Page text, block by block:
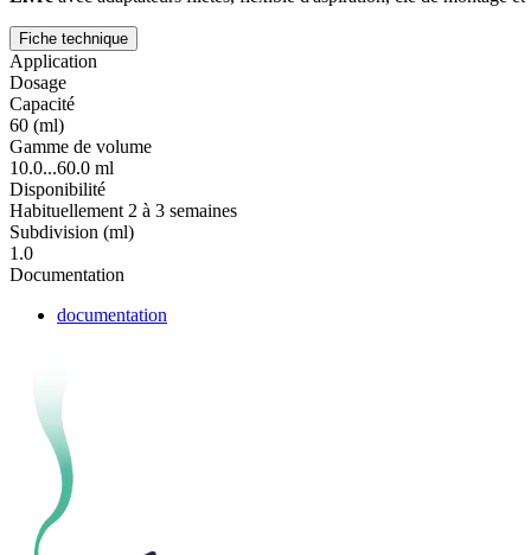
Fiche technique
Application
Dosage
Capacité
60 (ml)
Gamme de volume
10.0...60.0 ml
Disponibilité
Habituellement 2 à 3 semaines
Subdivision (ml)
1.0
Documentation
documentation